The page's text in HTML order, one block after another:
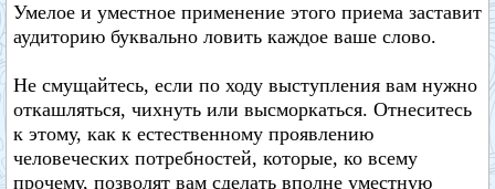
Умелое и уместное применение этого приема заставит
аудиторию буквально ловить каждое ваше слово.
Не смущайтесь, если по ходу выступления вам нужно
откашляться, чихнуть или высморкаться. Отнеситесь
к этому, как к естественному проявлению
человеческих потребностей, которые, ко всему
прочему, позволят вам сделать вполне уместную